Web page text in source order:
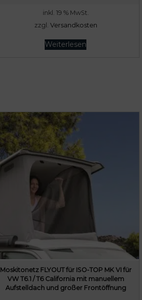
inkl. 19 % MwSt.
zzgl. Versandkosten
Weiterlesen
Moskitonetz FLYOUT für ISO-TOP MK VI für
VW T6.1 / T6 California mit manuellem
Aufstelldach und großer Frontöffnung